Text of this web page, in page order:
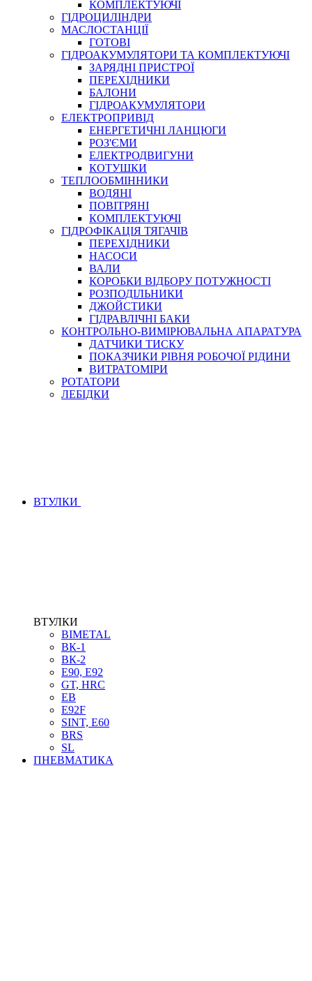
СПЕЦІАЛЬНІ
ГЕРМЕТИКИ
КЛЕЇ, ЦЕМЕНТИ, ЕПОКСИДКИ
РЕМОНТ ГІДРОЦИЛІНДРІВ
БОРЕКС, ЕО
КОМПЛЕКТУЮЧІ
ГІДРОЦИЛІНДРИ
МАСЛОСТАНЦІЇ
ГОТОВІ
ГІДРОАКУМУЛЯТОРИ ТА КОМПЛЕКТУЮЧІ
ЗАРЯДНІ ПРИСТРОЇ
ПЕРЕХІДНИКИ
БАЛОНИ
ГІДРОАКУМУЛЯТОРИ
ЕЛЕКТРОПРИВІД
ЕНЕРГЕТИЧНІ ЛАНЦЮГИ
РОЗ'ЄМИ
ЕЛЕКТРОДВИГУНИ
КОТУШКИ
ТЕПЛООБМІННИКИ
ВОДЯНІ
ПОВІТРЯНІ
КОМПЛЕКТУЮЧІ
ГІДРОФІКАЦІЯ ТЯГАЧІВ
ПЕРЕХІДНИКИ
НАСОСИ
ВАЛИ
КОРОБКИ ВІДБОРУ ПОТУЖНОСТІ
РОЗПОДІЛЬНИКИ
ДЖОЙСТИКИ
ГІДРАВЛІЧНІ БАКИ
КОНТРОЛЬНО-ВИМІРЮВАЛЬНА АПАРАТУРА
ДАТЧИКИ ТИСКУ
ПОКАЗЧИКИ РІВНЯ РОБОЧОЇ РІДИНИ
ВИТРАТОМІРИ
РОТАТОРИ
ЛЕБІДКИ
ВТУЛКИ
ВТУЛКИ
BIMETAL
ВК-1
ВК-2
Е90, E92
GT, HRC
EB
Е92F
SINT, E60
BRS
SL
ПНЕВМАТИКА